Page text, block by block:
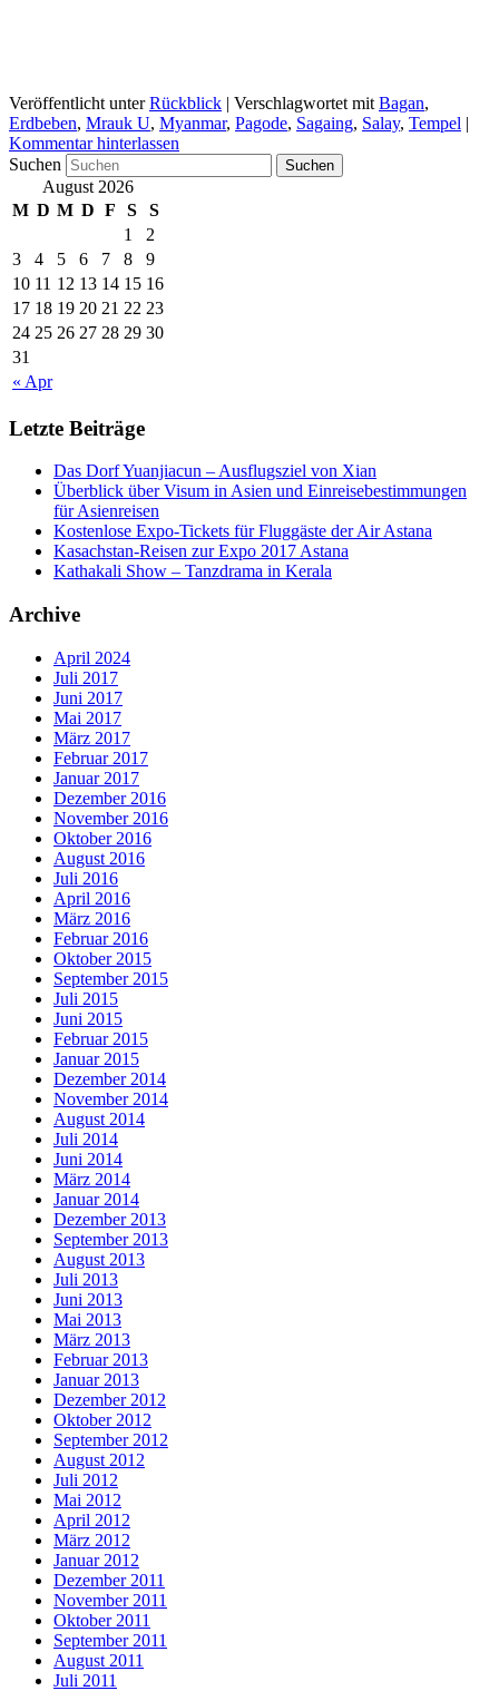
Veröffentlicht unter Rückblick | Verschlagwortet mit Bagan,
Erdbeben, Mrauk U, Myanmar, Pagode, Sagaing, Salay, Tempel |
Kommentar hinterlassen
Suchen
August 2026
M D M D F S S
« Apr
1
2
3
4 5 6 7 8
9
10 11 12 13 14 15 16
17 18 19 20 21 22 23
24 25 26 27 28 29 30
31
Letzte Beiträge
Das Dorf Yuanjiacun – Ausflugsziel von Xian
Überblick über Visum in Asien und Einreisebestimmungen
für Asienreisen
Kostenlose Expo-Tickets für Fluggäste der Air Astana
Kasachstan-Reisen zur Expo 2017 Astana
Kathakali Show – Tanzdrama in Kerala
Archive
April 2024
Juli 2017
Juni 2017
Mai 2017
März 2017
Februar 2017
Januar 2017
Dezember 2016
November 2016
Oktober 2016
August 2016
Juli 2016
April 2016
März 2016
Februar 2016
Oktober 2015
September 2015
Juli 2015
Juni 2015
Februar 2015
Januar 2015
Dezember 2014
November 2014
August 2014
Juli 2014
Juni 2014
März 2014
Januar 2014
Dezember 2013
September 2013
August 2013
Juli 2013
Juni 2013
Mai 2013
März 2013
Februar 2013
Januar 2013
Dezember 2012
Oktober 2012
September 2012
August 2012
Juli 2012
Mai 2012
April 2012
März 2012
Januar 2012
Dezember 2011
November 2011
Oktober 2011
September 2011
August 2011
Juli 2011